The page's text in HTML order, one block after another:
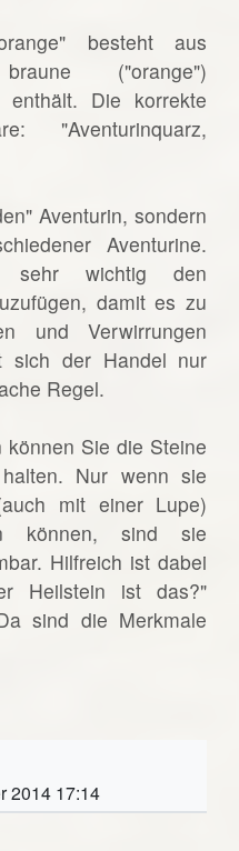
besteht aus
("orange")
enthält. Die korrekte
"Aventurinquarz,
Aventurin, sondern
Aventurine.
wichtig den
damit es zu
und Verwirrungen
sich der Handel nur
Regel.
Sie die Steine
Nur wenn sie
mit einer Lupe)
können, sind sie
Hilfreich ist dabei
Heilstein ist das?"
sind die Merkmale
2014 17:14